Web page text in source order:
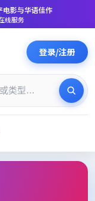
电影与华语佳作
线服务
登录/注册
单档期